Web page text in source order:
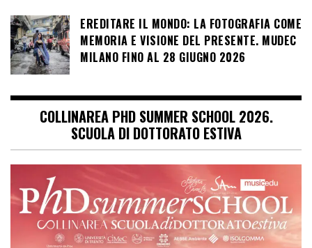
EREDITARE IL MONDO: LA FOTOGRAFIA COME
MEMORIA E VISIONE DEL PRESENTE. MUDEC
MILANO FINO AL 28 GIUGNO 2026
COLLINAREA PHD SUMMER SCHOOL 2026.
SCUOLA DI DOTTORATO ESTIVA